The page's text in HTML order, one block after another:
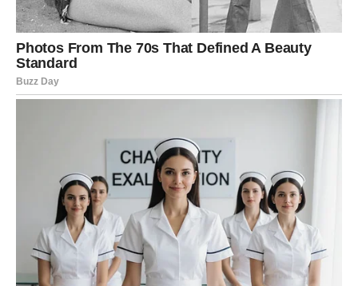
Ali sada dolazi vrijeme kada će vaša vrijednost biti jasno
primijećena.
Neko će prepoznati vaš kvalitet.
A upravo to može donijeti veliku promjenu na polju
FINANSIJSKA STABILNOST
DONOSI MIR KOJI STE DUGO